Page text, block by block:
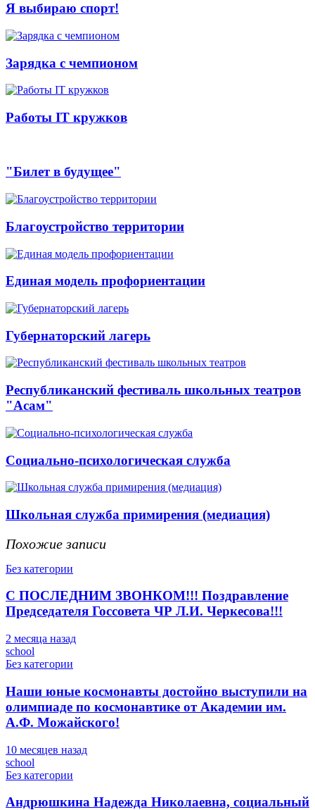
Я выбираю спорт!
Зарядка с чемпионом
Работы IT кружков
"Билет в будущее"
Благоустройство территории
Единая модель профориентации
Губернаторский лагерь
Республиканский фестиваль школьных театров
"Асам"
Социально-психологическая служба
Школьная служба примирения (медиация)
Похожие записи
Без категории
С ПОСЛЕДНИМ ЗВОНКОМ!!! Поздравление
Председателя Госсовета ЧР Л.И. Черкесова!!!
2 месяца назад
school
Без категории
Наши юные космонавты достойно выступили на
олимпиаде по космонавтике от Академии им.
А.Ф. Можайского!
10 месяцев назад
school
Без категории
Андрюшкина Надежда Николаевна, социальный